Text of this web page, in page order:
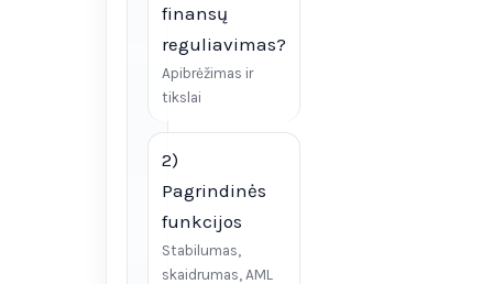
finansų
reguliavimas?
Apibrėžimas ir
tikslai
2)
Pagrindinės
funkcijos
Stabilumas,
skaidrumas, AML